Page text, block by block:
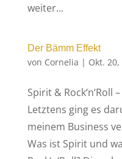
weiter...
Der Bämm Effekt
von Cornelia | Okt. 20,
Spirit & Rock‘n‘Roll
Letztens ging es
meinem Business
Was ist Spirit und